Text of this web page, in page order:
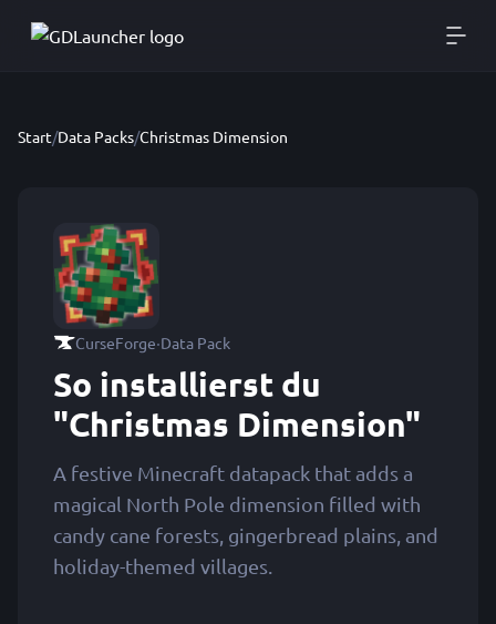
Start/Data Packs/Christmas Dimension
CurseForge·Data Pack
So installierst du
"Christmas Dimension"
A festive Minecraft datapack that adds a
magical North Pole dimension filled with
candy cane forests, gingerbread plains, and
holiday-themed villages.